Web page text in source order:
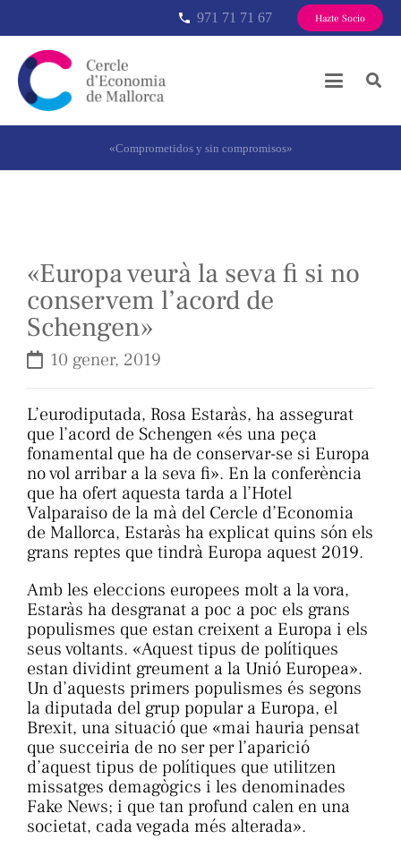
phone 971 71 71 67 Hazte Socio
«Comprometidos y sin compromisos»
«Europa veurà la seva fi si no
conservem l’acord de
Schengen»
10 gener, 2019
L’eurodiputada, Rosa Estaràs, ha assegurat
que l’acord de Schengen «és una peça
fonamental que ha de conservar-se si Europa
no vol arribar a la seva fi». En la conferència
que ha ofert aquesta tarda a l’Hotel
Valparaiso de la mà del Cercle d’Economia
de Mallorca, Estaràs ha explicat quins són els
grans reptes que tindrà Europa aquest 2019.
Amb les eleccions europees molt a la vora,
Estaràs ha desgranat a poc a poc els grans
populismes que estan creixent a Europa i els
seus voltants. «Aquest tipus de polítiques
estan dividint greument a la Unió Europea».
Un d’aquests primers populismes és segons
la diputada del grup popular a Europa, el
Brexit, una situació que «mai hauria pensat
que succeiria de no ser per l’aparició
d’aquest tipus de polítiques que utilitzen
missatges demagògics i les denominades
Fake News; i que tan profund calen en una
societat, cada vegada més alterada».